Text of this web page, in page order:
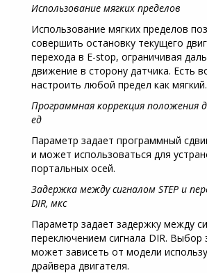
Использование мягких пределов
Использование мягких пределов
совершить остановку текущего
перехода в E-stop, ограничивая
движение в сторону датчика. Есть
настроить любой предел как мягкий.
Программная коррекция положения
ед
Параметр задает программный
и может использоваться для
портальных осей.
Задержка между сигналом STEP и
DIR, мкс
Параметр задает задержку между
переключением сигнала DIR. Выбор
может зависеть от модели
драйвера двигателя.